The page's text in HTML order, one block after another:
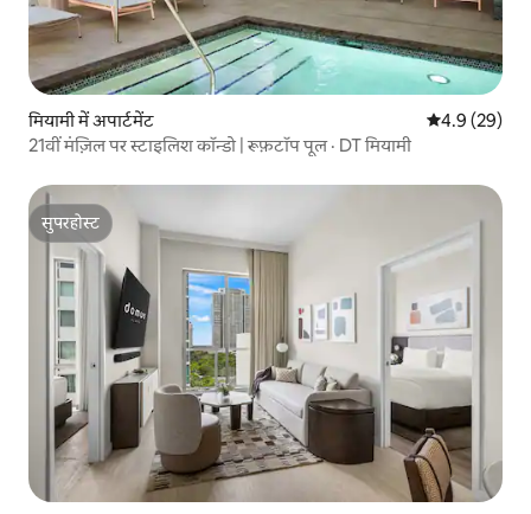
मियामी में अपार्टमेंट औसत रेटिंग 5 में
4.9 (29)
21वीं मंज़िल पर स्टाइलिश कॉन्डो | रूफ़टॉप पूल · DT मियामी
सुपरहोस्ट
सुपरहोस्ट